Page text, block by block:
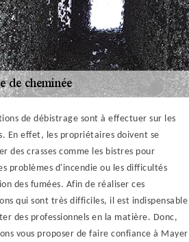
de débistrage sont à effectuer sur les
En effet, les propriétaires doivent se
des crasses comme les bistres pour
problèmes d'incendie ou les difficultés
des fumées. Afin de réaliser ces
qui sont très difficiles, il est indispensable
des professionnels en la matière. Donc,
vous proposer de faire confiance à Mayer